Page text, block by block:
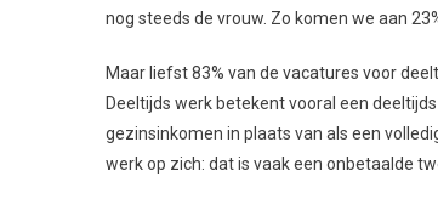
nog steeds de vrouw. Zo komen we aan
Maar liefst 83% van de vacatures voor
Deeltijds werk betekent vooral een
gezinsinkomen in plaats van als een
werk op zich: dat is vaak een onbetaalde